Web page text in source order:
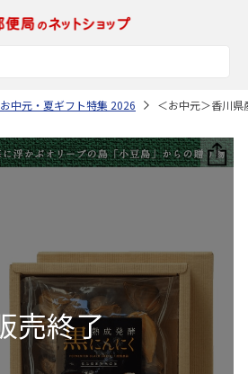
お中元・夏ギフト特集 2026 ＜お中元＞香川